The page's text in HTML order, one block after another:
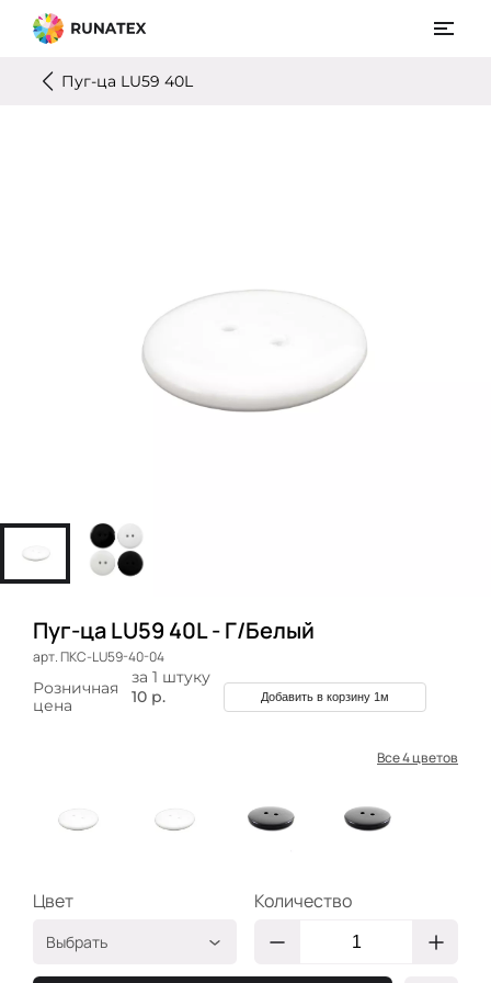
Пуг-цa LU59 40L
Пуг-цa LU59 40L - Г/Белый
арт. ПКС-LU59-40-04
за 1 штуку
Розничная
цена
10 р. Добавить в корзину 1м
Все 4 цветов
Цвет
Выбрать
М/Белый
ПКС-LU59-40-02
Количество